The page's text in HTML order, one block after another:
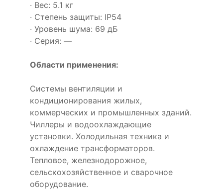
· Вес: 5.1 кг
· Степень защиты: IP54
· Уровень шума: 69 дБ
· Серия: —
Области применения:
Системы вентиляции и
кондиционирования жилых,
коммерческих и промышленных зданий.
Чиллеры и водоохлаждающие
установки. Холодильная техника и
охлаждение трансформаторов.
Тепловое, железнодорожное,
сельскохозяйственное и сварочное
оборудование.